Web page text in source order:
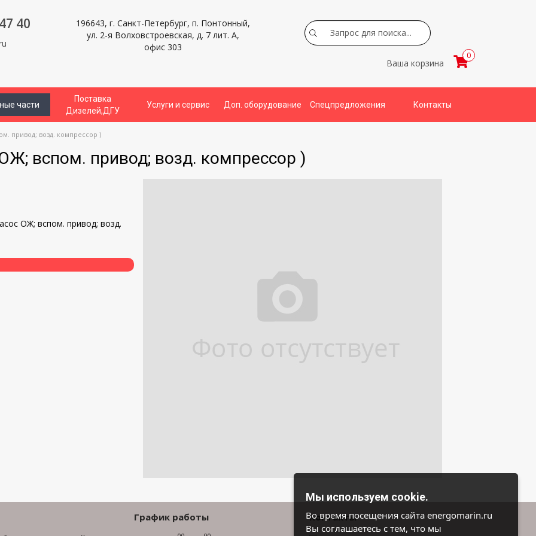
40
196643, г. Санкт-Петербург, п. Понтонный,
ул. 2-я Волховстроевская, д. 7 лит. А,
офис 303
Search
Ваша корзина
0
части
Поставка
Дизелей,ДГУ
Услуги и сервис Доп. оборудование Спецпредложения Контакты
привод; возд. компрессор )
вспом. привод; возд. компрессор )
ОЖ; вспом. привод; возд.
График работы
Контакты
Мы используем cookie.
Во время посещения сайта energomarin.ru
Вы соглашаетесь с тем, что мы